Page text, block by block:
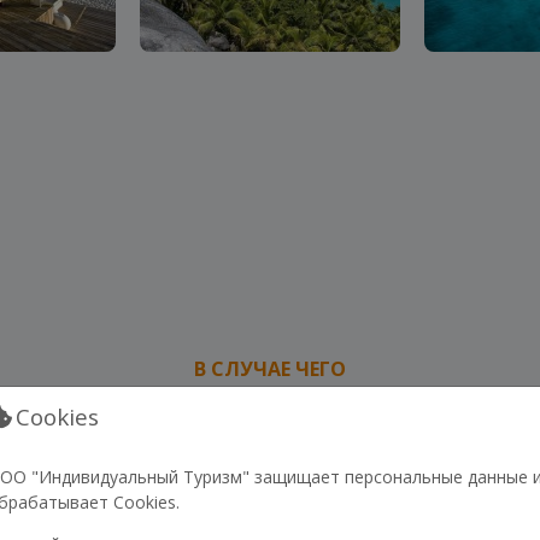
В СЛУЧАЕ ЧЕГО
Cookies
"Индивидуальный Туризм" защищает персональные данные
Cookies.